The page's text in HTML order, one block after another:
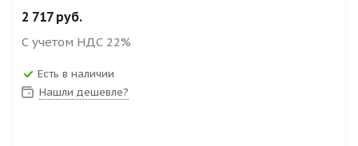
2 717руб.
С учетом НДС 22%
Есть в наличии
Нашли дешевле?